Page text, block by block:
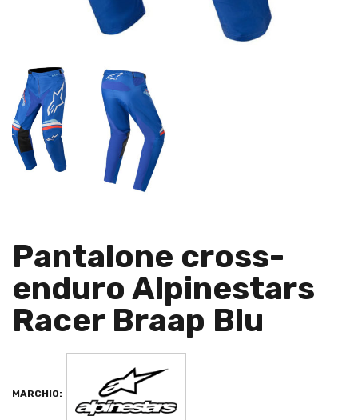
Pantalone cross-
enduro Alpinestars
Racer Braap Blu
MARCHIO: